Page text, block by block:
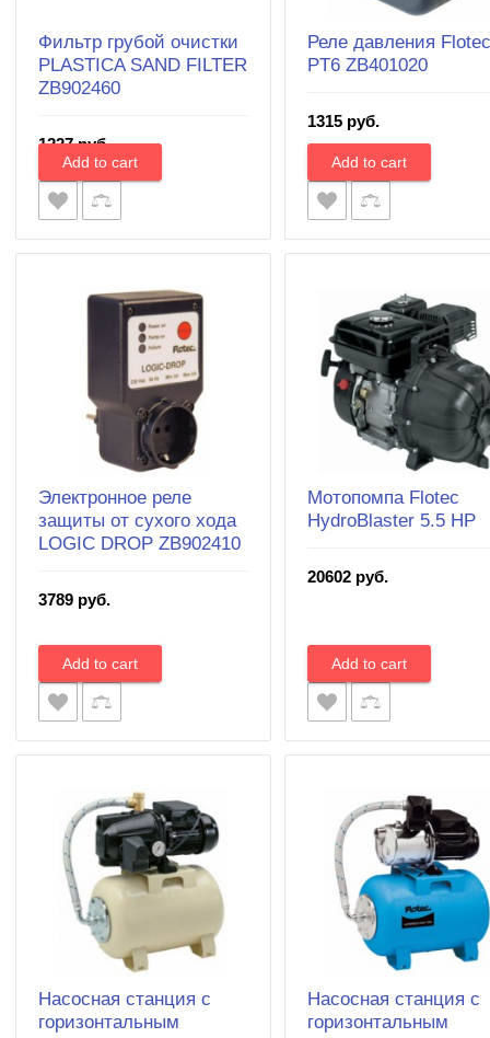
Фильтр грубой очистки
PLASTICA SAND FILTER
ZB902460
1227 руб.
Реле давления
PT6 ZB401020
1315 руб.
Электронное реле
защиты от сухого хода
LOGIC DROP ZB902410
3789 руб.
Мотопомпа Flotec
HydroBlaster 5.5 HP
20602 руб.
Насосная станция с
горизонтальным
Насосная станция с
горизонтальным